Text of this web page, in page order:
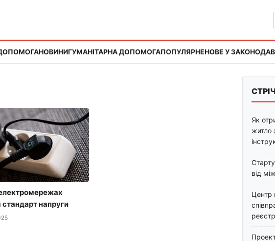
НОВИНИГУМАНІТАРНА ДОПОМОГАПОПУЛЯРНЕНОВЕ У
напруги
Як
житло
від
Центр